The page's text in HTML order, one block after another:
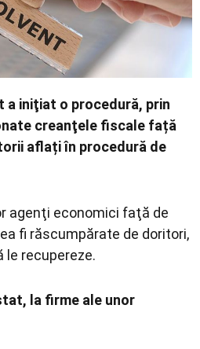
a iniţiat o procedură, prin
creanţele fiscale față
aflați în procedură de
agenţi economici faţă de
fi răscumpărate de doritori,
le recupereze.
la firme ale unor